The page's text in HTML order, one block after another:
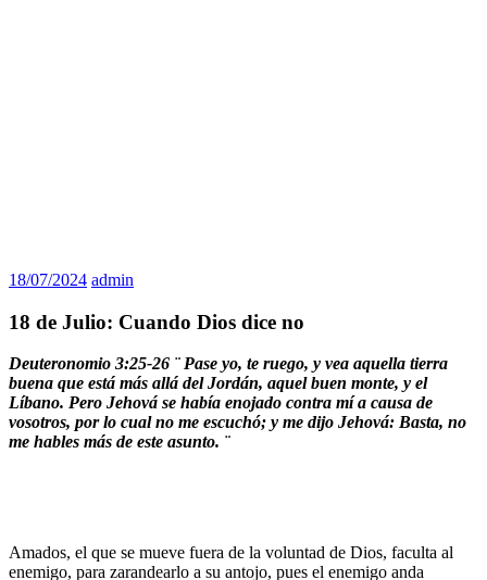
18/07/2024 admin
18 de Julio: Cuando Dios dice no
Deuteronomio 3:25-26 ¨ Pase yo, te ruego, y vea aquella tierra
buena que está más allá del Jordán, aquel buen monte, y el
Líbano. Pero Jehová se había enojado contra mí a causa de
vosotros, por lo cual no me escuchó; y me dijo Jehová: Basta, no
me hables más de este asunto. ¨
Amados, el que se mueve fuera de la voluntad de Dios, faculta al
enemigo, para zarandearlo a su antojo, pues el enemigo anda